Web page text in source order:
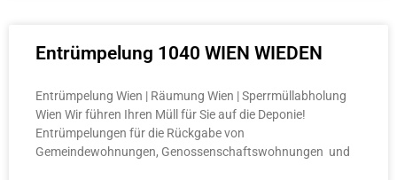
Entrümpelung 1040 WIEN WIEDEN
Entrümpelung Wien | Räumung Wien | Sperrmüllabholung
Wien Wir führen Ihren Müll für Sie auf die Deponie!
Entrümpelungen für die Rückgabe von
Gemeindewohnungen, Genossenschaftswohnungen und